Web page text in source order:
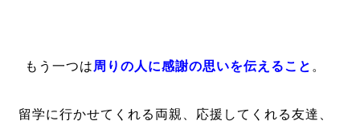
もう一つは 周りの人に感謝の思いを伝えること 。
留学に行かせてくれる両親、応援してくれる友達、